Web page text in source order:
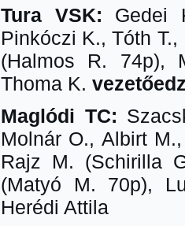
Tura VSK: Gedei
Pinkóczi K., Tóth
(Halmos R. 74p),
Thoma K.
Maglódi TC: S
Molnár O., Albirt
Rajz M. (Schirilla
(Matyó M. 70p),
Herédi Attila